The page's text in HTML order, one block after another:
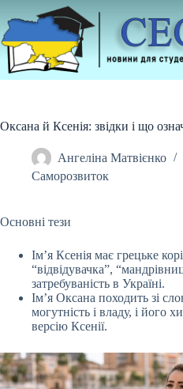
до
вмісту
Оксана й Ксенія: звідки і що
Ангеліна Матвієнко
Саморозвиток
Основні тези
Ім’я Ксенія має грецьке
“відвідувачка”,
затребуваність в Україні.
Ім’я Оксана походить зі
могутність і владу, і його
версію Ксенії.